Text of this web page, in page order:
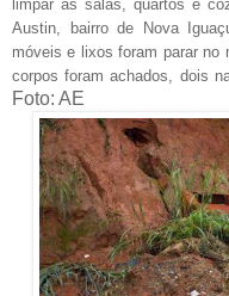
limpar as salas, quartos e
Austin, bairro de Nova
móveis e lixos foram parar no
corpos foram achados, dois
Foto: AE